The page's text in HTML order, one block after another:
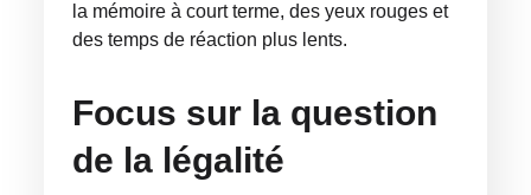
la mémoire à court terme, des yeux rouges et
des temps de réaction plus lents.
Focus sur la question
de la légalité